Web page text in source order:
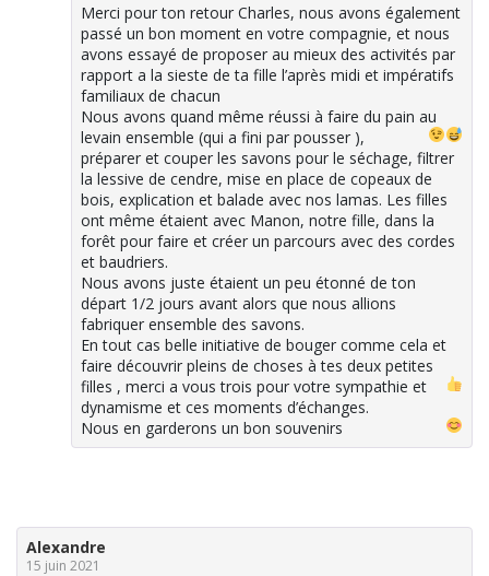
Merci pour ton retour Charles, nous avons également
passé un bon moment en votre compagnie, et nous
avons essayé de proposer au mieux des activités par
rapport a la sieste de ta fille l’après midi et impératifs
familiaux de chacun
Nous avons quand même réussi à faire du pain au
levain ensemble (qui a fini par pousser ),
préparer et couper les savons pour le séchage, filtrer
la lessive de cendre, mise en place de copeaux de
bois, explication et balade avec nos lamas. Les filles
ont même étaient avec Manon, notre fille, dans la
forêt pour faire et créer un parcours avec des cordes
et baudriers.
Nous avons juste étaient un peu étonné de ton
départ 1/2 jours avant alors que nous allions
fabriquer ensemble des savons.
En tout cas belle initiative de bouger comme cela et
faire découvrir pleins de choses à tes deux petites
filles , merci a vous trois pour votre sympathie et
dynamisme et ces moments d’échanges.
Nous en garderons un bon souvenirs
Alexandre
15 juin 2021